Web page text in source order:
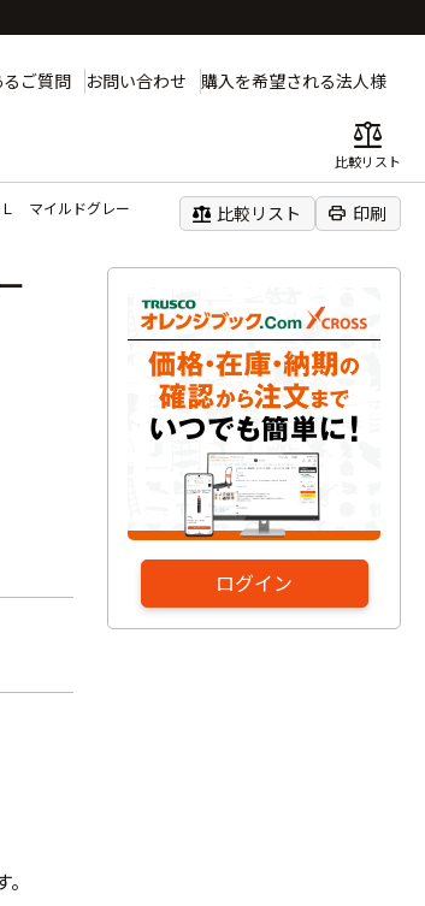
るご質問 お問い合わせ 購入を希望される法人様
balance
比較リスト
マイルドグレー balance 比較リスト print 印刷
ログイン